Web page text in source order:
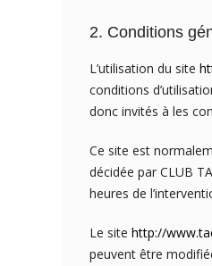
2. Conditions
L’utilisation du site
conditions
donc invités à les
Ce site est
décidée par CLUB
heures de
Le site http://
peuvent être